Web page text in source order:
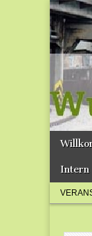
Main
Skip
content
Intern
Sub
menu